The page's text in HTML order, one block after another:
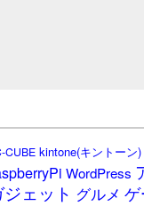
CUBE kintone(キントーン)
WordPress
ジェット グルメ